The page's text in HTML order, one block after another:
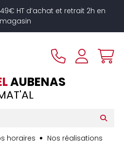
HT d’achat et retrait 2h en
magasin
AUBENAS
horaires Nos réalisations